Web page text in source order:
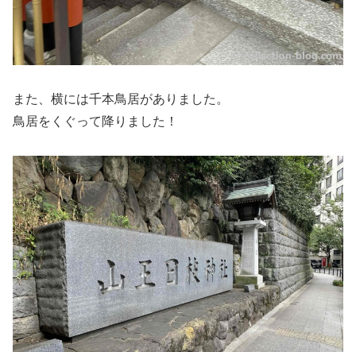
また、横には千本鳥居がありました。
鳥居をくぐって降りました！